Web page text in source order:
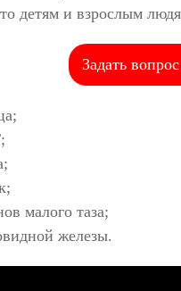
детям и взрослым
Задать
малого таза;
железы.